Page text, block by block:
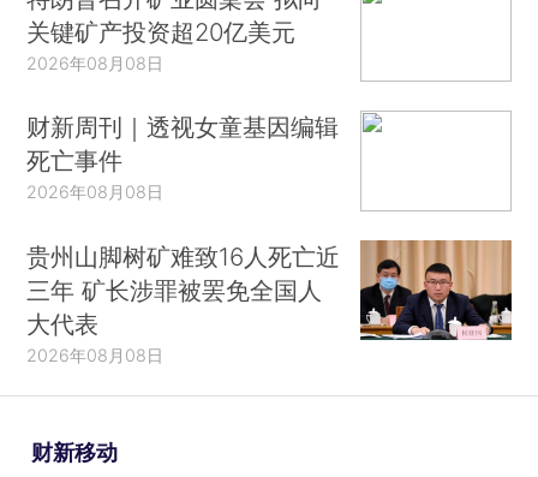
关键矿产投资超20亿美元
2026年08月08日
财新周刊｜透视女童基因编辑
死亡事件
2026年08月08日
贵州山脚树矿难致16人死亡近
三年 矿长涉罪被罢免全国人
大代表
2026年08月08日
财新移动